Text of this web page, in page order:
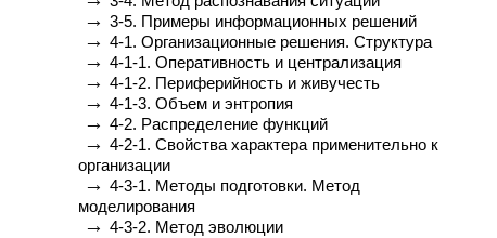
→ 3-5. Примеры информационных решений
→ 4-1. Организационные решения. Структура
→ 4-1-1. Оперативность и централизация
→ 4-1-2. Периферийность и живучесть
→ 4-1-3. Объем и энтропия
→ 4-2. Распределение функций
→ 4-2-1. Свойства характера применительно к
организации
→ 4-3-1. Методы подготовки. Метод
моделирования
→ 4-3-2. Метод эволюции